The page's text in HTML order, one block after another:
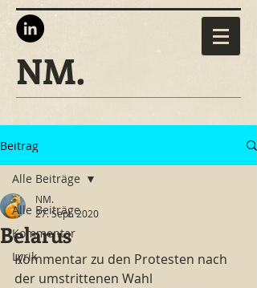
NM.
Beitrag
Alle Beiträge
Kommentar
Lyrik
Alle Beiträge
Belarus
NM.
27. Sept. 2020
Kommentar zu den Protesten nach
der umstrittenen Wahl